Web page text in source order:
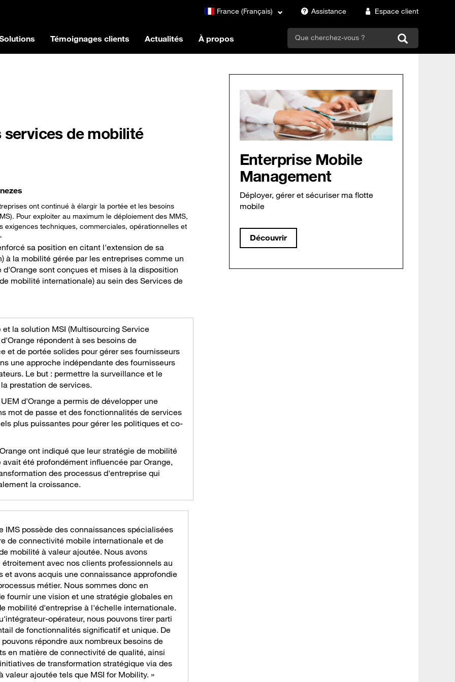
France (Français) Assistance Espace client
Témoignages clients Actualités À propos search
de mobilité
ont continué à élargir la portée et les besoins
Pour exploiter au maximum le déploiement des MMS,
techniques, commerciales, opérationnelles et
sa position en citant l'extension de sa
à la mobilité gérée par les entreprises comme un
sont conçues et mises à la disposition
mobilité internationale) au sein des Services de
et la solution MSI (Multisourcing Service
répondent à ses besoins de
et de portée solides pour gérer ses fournisseurs
une approche indépendante des fournisseurs
Le but : permettre la surveillance et le
prestation de services.
d'Orange a permis de développer une
mot de passe et des fonctionnalités de services
plus puissantes pour gérer les politiques et co-
ont indiqué que leur stratégie de mobilité
été profondément influencée par Orange,
des processus d'entreprise qui
la croissance.
IMS possède des connaissances spécialisées
de connectivité mobile internationale et de
mobilité à valeur ajoutée. Nous avons
avec nos clients professionnels au
et avons acquis une connaissance approfondie
métier. Nous sommes donc en
fournir une vision et une stratégie globales en
mobilité d'entreprise à l'échelle internationale.
opérateur, nous pouvons tirer parti
de fonctionnalités significatif et unique. De
répondre aux nombreux besoins de
en matière de connectivité de qualité, ainsi
de transformation stratégique via des
valeur ajoutée tels que MSI for Mobility. »
Enterprise Mobile
Management
Déployer, gérer et sécuriser ma flotte
mobile
Découvrir